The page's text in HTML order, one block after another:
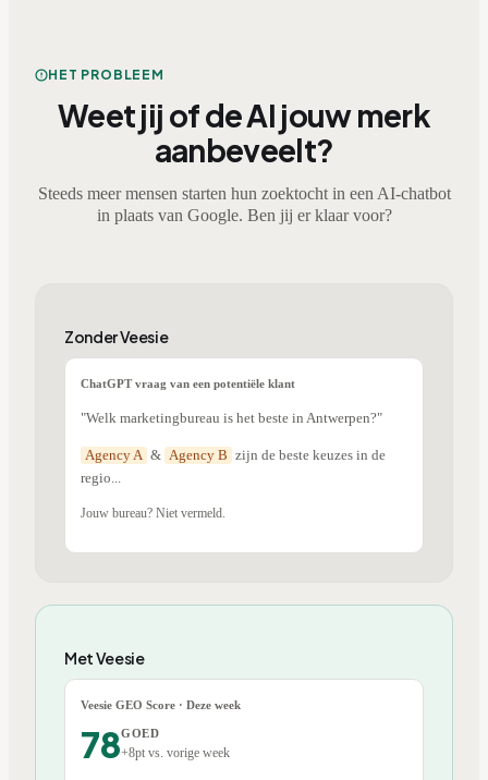
HET PROBLEEM
Weet jij of de AI jouw merk
aanbeveelt?
Steeds meer mensen starten hun zoektocht in een AI-chatbot
in plaats van Google. Ben jij er klaar voor?
Zonder Veesie
ChatGPT vraag van een potentiële klant
"Welk marketingbureau is het beste in Antwerpen?"
Agency A & Agency B zijn de beste keuzes in de
regio...
Jouw bureau? Niet vermeld.
Met Veesie
Veesie GEO Score · Deze week
78GOED
+8pt vs. vorige week